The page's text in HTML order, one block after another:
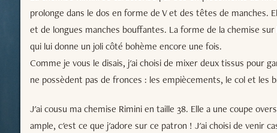
prolonge dans le dos en forme de V et des têtes de manches.
et de longues manches bouffantes. La forme de la chemise
qui lui donne un joli côté bohème encore une fois.
Comme je vous le disais, j'ai choisi de mixer deux tissus pour
ne possèdent pas de fronces : les empiècements, le col et les
J'ai cousu ma chemise Rimini en taille 38. Elle a une coupe
ample, c'est ce que j'adore sur ce patron ! J'ai choisi de venir